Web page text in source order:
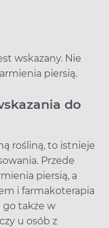
wskazany. Nie
piersią.
do
rośliną, to istnieje
Przede
piersią, a
i farmakoterapia
go także w
u osób z